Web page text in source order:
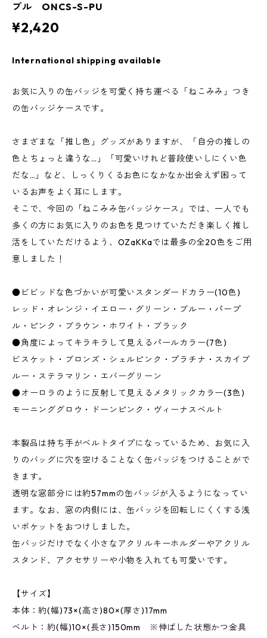
プル ONCS-S-PU
¥2,420
International shipping available
お気に入りの缶バッジを可愛く持ち運べる「ねこみみ」つき
の缶バッジケースです。
さまざまな「推し色」グッズがありますが、「自分の推しの
色とちょっと違うな…」「可愛いけれど普段使いしにくい色
だな…」など、しっくりくるお色になかなか出会えず困って
いるお声をよく耳にします。
そこで、今回の「ねこみみ缶バッジケース」では、一人でも
多くの方にお気に入りのお色を見つけていただき楽しく推し
活をしていただけるよう、OZaKKaでは最多の全20色をご用
意しました！
●ビビッドな色づかいが可愛いスタンダードカラー(10色)
レッド・オレンジ・イエロー・グリーン・ブルー・パープ
ル・ピンク・ブラウン・ホワイト・ブラック
●角度によってキラキラして見えるパールカラー(7色)
ビスケット・ブロンズ・シェルピンク・プラチナ・スカイブ
ルー・ステラマリン・エバーグリーン
●オーロラのように反射して見えるメタリックカラー(3色)
モーニンググロウ・ドーンピンク・ヴィーナスベルト
本製品は持ち手がベルトタイプになっているため、お気に入
りのバッグに穴を空けることなく缶バッジをつけることがで
きます。
透明な窓部分には約57mmの缶バッジが入るようになってい
ます。なお、窓の内側には、缶バッジを回転しにくくする浅
いポケットをおつけしました。
缶バッジだけでなく小さなアクリルキーホルダーやアクリル
スタンド、アクセサリーや小物を入れても可愛いです。
【サイズ】
本体：約(幅)73×(高さ)80×(厚さ)17mm
ベルト：約(幅)10×(長さ)150mm ※伸ばした状態かつ金具